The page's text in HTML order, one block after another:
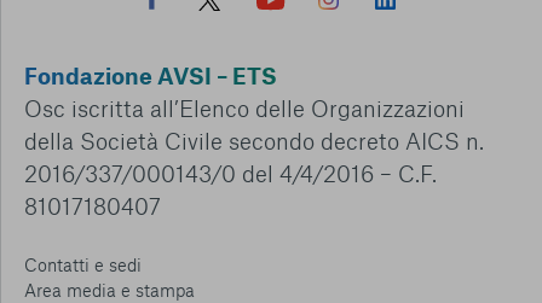
Fondazione AVSI – ETS
Osc iscritta all’Elenco delle Organizzazioni
della Società Civile secondo decreto AICS n.
2016/337/000143/0 del 4/4/2016 – C.F.
81017180407
Contatti e sedi
Area media e stampa